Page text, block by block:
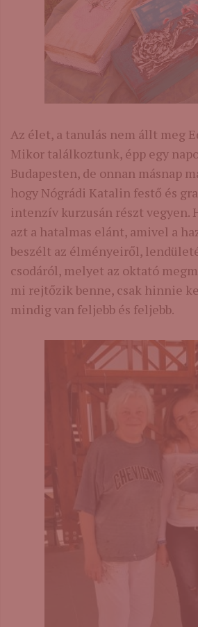
Az élet, a tanulás nem állt meg
Mikor találkoztunk, épp egy
Budapesten, de onnan másnap
hogy Nógrádi Katalin festő és
intenzív kurzusán részt vegyen.
azt a hatalmas elánt, amivel a
beszélt az élményeiről,
csodáról, melyet az oktató
mi rejtőzik benne, csak hinnie
mindig van feljebb és feljebb.